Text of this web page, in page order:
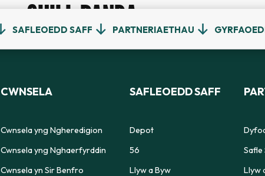
SAFLEOEDD SAFF PARTNERIAETHAU
CHILL PANDA
CWNSELA
Cwnsela yng Ngheredigion
Cwnsela yng Nghaerfyrddin
Cwnsela yn Sir Benfro
SAFLEOEDD SAFF
Depot
56
Llyw a Byw
Safle
Llyw